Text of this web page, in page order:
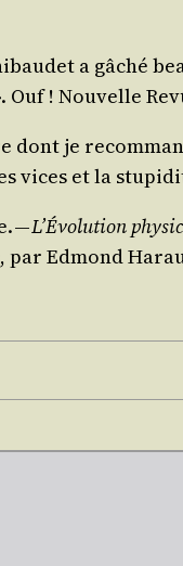
a gâché
! Nou­velle
dont je
vices et la
—L’Évolution
, par Edmond